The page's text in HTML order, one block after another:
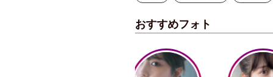
おすすめフォト